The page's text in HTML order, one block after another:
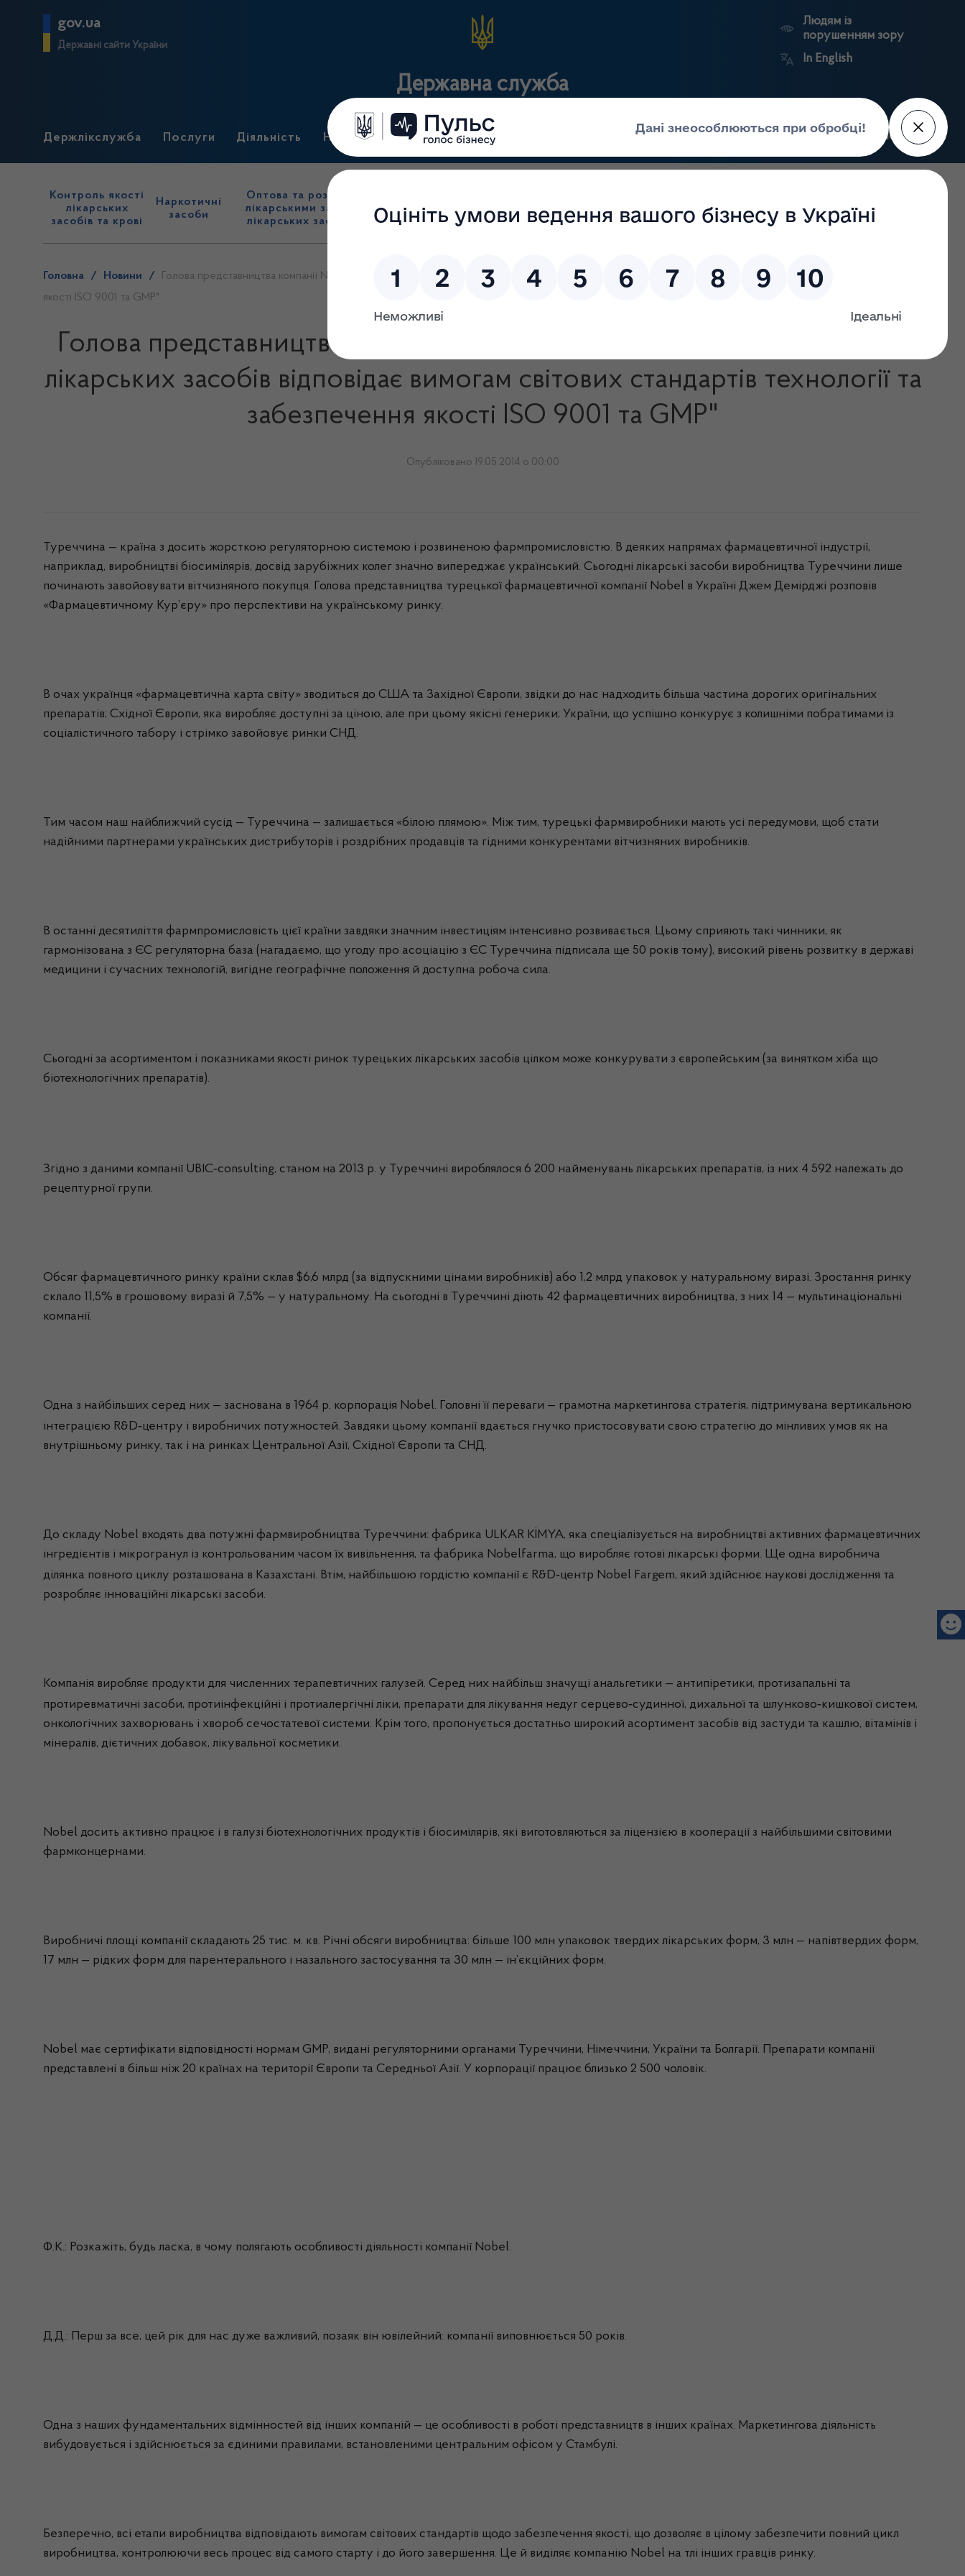
gov.ua
Державні сайти України
Державна служба
Людям із
порушенням зору
In English
Держлікслужба Послуги Діяльність Нормативні документи Для громадськості Прес-центр Пошук
Контроль якості
лікарських
засобів та крові
Наркотичні
засоби
Оптова та роздрібна торгівля
лікарськими засобами, імпорт
лікарських засобів (крім АФІ)
нагляд
(контроль)
засобів, крові та
сертифікація
нагляд
реєстри
портал
Держлікслужби
Головна / Новини /
Голова представництва компанії Nobel в Україні: "Наше виробництво лікарських засобів відповідає вимогам світових стандартів технології та забезпечення
якості ISO 9001 та GMP"
Голова представництва компанії Nobel в Україні: "Наше виробництво
лікарських засобів відповідає вимогам світових стандартів технології та
забезпечення якості ISO 9001 та GMP"
Опубліковано 19.05.2014 о 00:00
Туреччина — країна з досить жорсткою регуляторною системою і розвиненою фармпромисловістю. В деяких напрямах фармацевтичної індустрії,
наприклад, виробництві біосимілярів, досвід зарубіжних колег значно випереджає український. Сьогодні лікарські засоби виробництва Туреччини лише
починають завойовувати вітчизняного покупця. Голова представництва турецької фармацевтичної компанії Nobel в Україні Джем Демірджі розповів
«Фармацевтичному Кур’єру» про перспективи на українському ринку.
В очах українця «фармацевтична карта світу» зводиться до США та Західної Європи, звідки до нас надходить більша частина дорогих оригінальних
препаратів; Східної Європи, яка виробляє доступні за ціною, але при цьому якісні генерики; України, що успішно конкурує з колишніми побратимами із
соціалістичного табору і стрімко завойовує ринки СНД.
Тим часом наш найближчий сусід — Туреччина — залишається «білою плямою». Між тим, турецькі фармвиробники мають усі передумови, щоб стати
надійними партнерами українських дистрибуторів і роздрібних продавців та гідними конкурентами вітчизняних виробників.
В останні десятиліття фармпромисловість цієї країни завдяки значним інвестиціям інтенсивно розвивається. Цьому сприяють такі чинники, як
гармонізована з ЄС регуляторна база (нагадаємо, що угоду про асоціацію з ЄС Туреччина підписала ще 50 років тому), високий рівень розвитку в державі
медицини і сучасних технологій, вигідне географічне положення й доступна робоча сила.
Сьогодні за асортиментом і показниками якості ринок турецьких лікарських засобів цілком може конкурувати з європейським (за винятком хіба що
біотехнологічних препаратів).
Згідно з даними компанії UBIC‑consulting, станом на 2013 р. у Туреччині вироблялося 6 200 найменувань лікарських препаратів, із них 4 592 належать до
рецептурної групи.
Обсяг фармацевтичного ринку країни склав $6,6 млрд (за відпускними цінами виробників) або 1,2 млрд упаковок у натуральному виразі. Зростання ринку
склало 11,5% в грошовому виразі й 7,5% — у натуральному. На сьогодні в Туреччині діють 42 фармацевтичних виробництва, з них 14 — мультинаціональні
компанії.
Одна з найбільших серед них — заснована в 1964 р. корпорація Nobel. Головні її переваги — грамотна маркетингова стратегія, підтримувана вертикальною
інтеграцією R&D‑центру і виробничих потужностей. Завдяки цьому компанії вдається гнучко пристосовувати свою стратегію до мінливих умов як на
внутрішньому ринку, так і на ринках Центральної Азії, Східної Європи та СНД.
До складу Nobel входять два потужні фармвиробництва Туреччини: фабрика ULKAR KİMYA, яка спеціалізується на виробництві активних фармацевтичних
інгредієнтів і мікрогранул із контрольованим часом їх вивільнення, та фабрика Nobelfarma, що виробляє готові лікарські форми. Ще одна виробнича
ділянка повного циклу розташована в Казахстані. Втім, найбільшою гордістю компанії є R&D‑центр Nobel Fargem, який здійснює наукові дослідження та
розробляє інноваційні лікарські засоби.
Компанія виробляє продукти для численних терапевтичних галузей. Серед них найбільш значущі анальгетики — антипіретики, протизапальні та
протиревматичні засоби, протиінфекційні і протиалергічні ліки, препарати для лікування недуг серцево‑судинної, дихальної та шлунково‑кишкової систем,
онкологічних захворювань і хвороб сечостатевої системи. Крім того, пропонується достатньо широкий асортимент засобів від застуди та кашлю, вітамінів і
мінералів, дієтичних добавок, лікувальної косметики.
Nobel досить активно працює і в галузі біотехнологічних продуктів і біосимілярів, які виготовляються за ліцензією в кооперації з найбільшими світовими
фармконцернами.
Виробничі площі компанії складають 25 тис. м. кв. Річні обсяги виробництва: більше 100 млн упаковок твердих лікарських форм, 3 млн — напівтвердих форм,
17 млн — рідких форм для парентерального і назального застосування та 30 млн — ін’єкційних форм.
Nobel має сертифікати відповідності нормам GMP, видані регуляторними органами Туреччини, Німеччини, України та Болгарії. Препарати компанії
представлені в більш ніж 20 країнах на території Європи та Середньої Азії. У корпорації працює близько 2 500 чоловік.
Ф.К.: Розкажіть, будь ласка, в чому полягають особливості діяльності компанії Nobel.
Д.Д.: Перш за все, цей рік для нас дуже важливий, позаяк він ювілейний: компанії виповнюється 50 років.
Одна з наших фундаментальних відмінностей від інших компаній — це особливості в роботі представництв в інших країнах. Маркетингова діяльність
вибудовується і здійснюється за єдиними правилами, встановленими центральним офісом у Стамбулі.
Безперечно, всі етапи виробництва відповідають вимогам світових стандартів щодо забезпечення якості, що дозволяє в цілому забезпечити повний цикл
виробництва, контролюючи весь процес від самого старту і до його завершення. Це й виділяє компанію Nobel на тлі інших гравців ринку.